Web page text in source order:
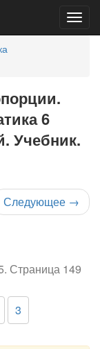
6
Учебник.
Следующее →
Страница 149
3